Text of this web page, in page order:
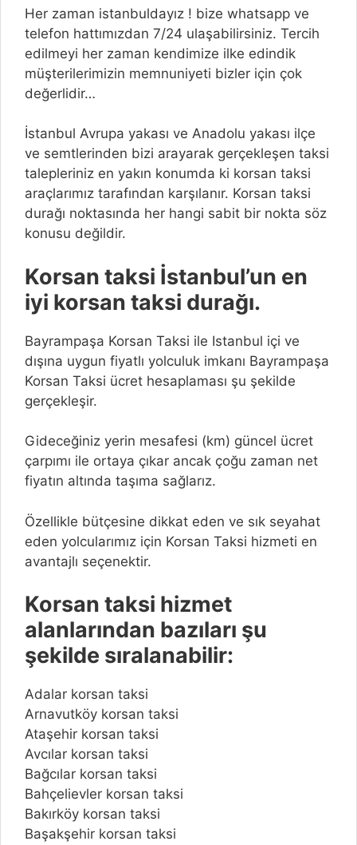
Her zaman istanbuldayız ! bize whatsapp ve
telefon hattımızdan 7/24 ulaşabilirsiniz. Tercih
edilmeyi her zaman kendimize ilke edindik
müşterilerimizin memnuniyeti bizler için çok
değerlidir…
İstanbul Avrupa yakası ve Anadolu yakası ilçe
ve semtlerinden bizi arayarak gerçekleşen taksi
talepleriniz en yakın konumda ki korsan taksi
araçlarımız tarafından karşılanır. Korsan taksi
durağı noktasında her hangi sabit bir nokta söz
konusu değildir.
Korsan taksi İstanbul’un en
iyi korsan taksi durağı.
Bayrampaşa Korsan Taksi ile Istanbul içi ve
dışına uygun fiyatlı yolculuk imkanı Bayrampaşa
Korsan Taksi ücret hesaplaması şu şekilde
gerçekleşir.
Gideceğiniz yerin mesafesi (km) güncel ücret
çarpımı ile ortaya çıkar ancak çoğu zaman net
fiyatın altında taşıma sağlarız.
Özellikle bütçesine dikkat eden ve sık seyahat
eden yolcularımız için Korsan Taksi hizmeti en
avantajlı seçenektir.
Korsan taksi hizmet
alanlarından bazıları şu
şekilde sıralanabilir:
Adalar korsan taksi
Arnavutköy korsan taksi
Ataşehir korsan taksi
Avcılar korsan taksi
Bağcılar korsan taksi
Bahçelievler korsan taksi
Bakırköy korsan taksi
Başakşehir korsan taksi